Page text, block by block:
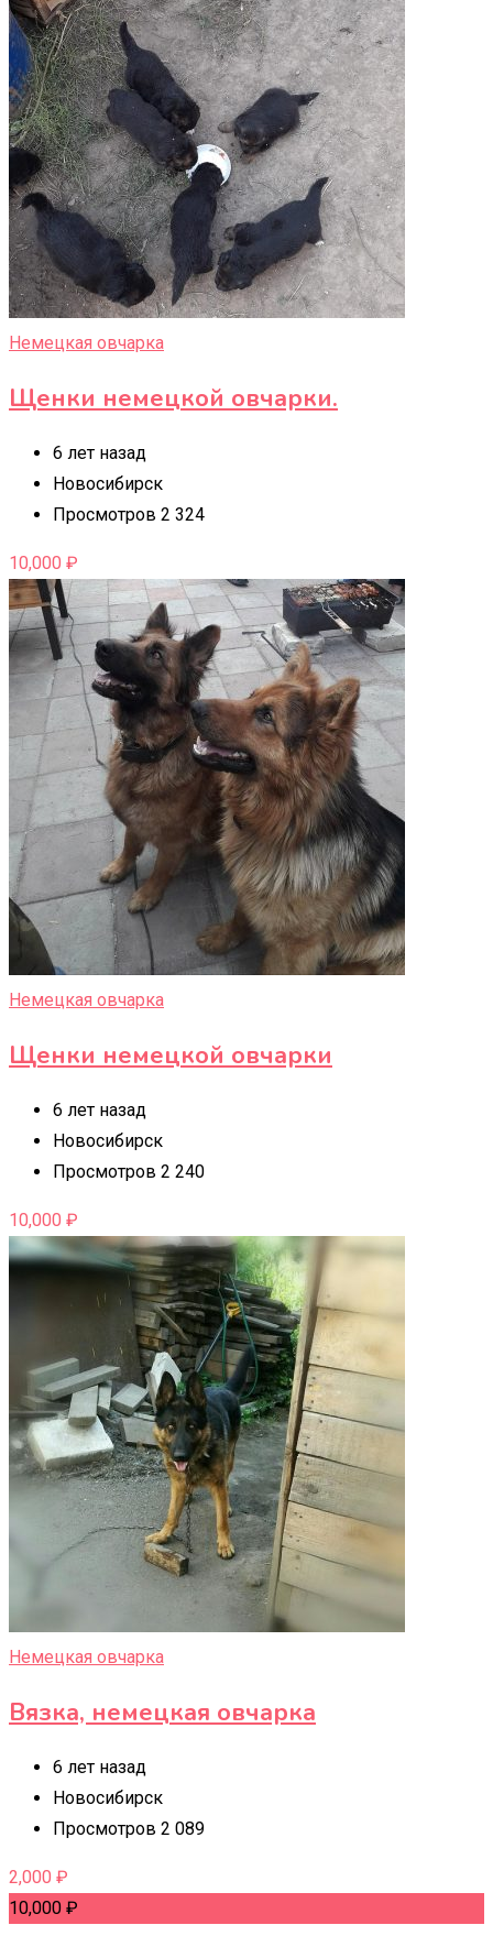
Немецкая овчарка
Щенки немецкой овчарки.
6 лет назад
Новосибирск
Просмотров 2 324
10,000 ₽
Немецкая овчарка
Щенки немецкой овчарки
6 лет назад
Новосибирск
Просмотров 2 240
10,000 ₽
Немецкая овчарка
Вязка, немецкая овчарка
6 лет назад
Новосибирск
Просмотров 2 089
2,000 ₽
10,000 ₽